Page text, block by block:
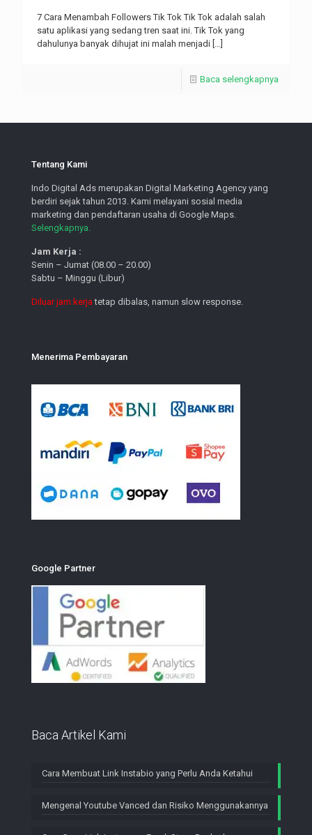
7 Cara Menambah Followers Tik Tok Tik Tok adalah salah
satu aplikasi yang sedang tren saat ini. Tik Tok yang
dahulunya banyak dihujat ini malah menjadi
Baca selengkapnya
Tentang Kami
Indo Digital Ads merupakan Digital Marketing Agency yang
berdiri sejak tahun 2013. Kami melayani sosial media
marketing dan pendaftaran usaha di Google Maps.
Selengkapnya.
Jam Kerja :
Senin – Jumat (08.00 – 20.00)
Sabtu – Minggu (Libur)
Diluar jam kerja tetap dibalas, namun slow response.
Menerima Pembayaran
Google Partner
Baca Artikel Kami
Cara Membuat Link Instabio yang Perlu Anda Ketahui
Mengenal Youtube Vanced dan Risiko Menggunakannya